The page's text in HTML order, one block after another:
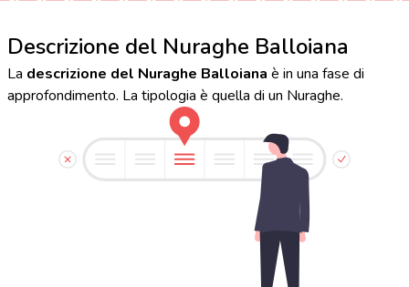
Descrizione del Nuraghe Balloiana
La descrizione del Nuraghe Balloiana è in una fase di
approfondimento. La tipologia è quella di un Nuraghe.